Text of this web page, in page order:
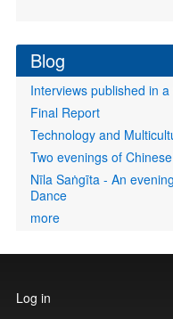
Blog
Interviews published in
Final Report
Technology and
Two evenings of
Nīla Saṅgīta - An
Dance
more
User
account
Log in